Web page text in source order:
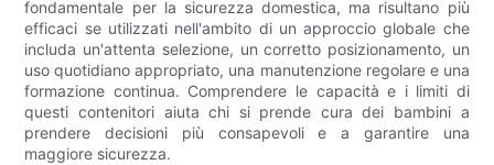
fondamentale per la sicurezza domestica, ma risultano più
efficaci se utilizzati nell'ambito di un approccio globale che
includa un'attenta selezione, un corretto posizionamento, un
uso quotidiano appropriato, una manutenzione regolare e una
formazione continua. Comprendere le capacità e i limiti di
questi contenitori aiuta chi si prende cura dei bambini a
prendere decisioni più consapevoli e a garantire una
maggiore sicurezza.